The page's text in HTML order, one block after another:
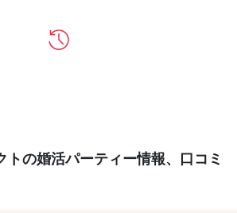
プ
トの婚活パーティー情報、口コミ